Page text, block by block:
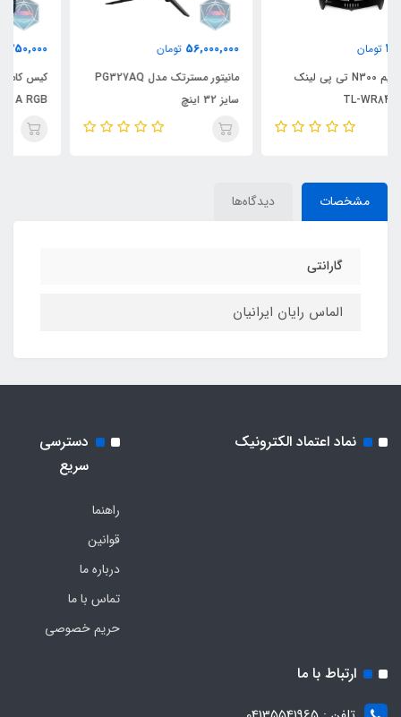
مانیتور مسترتک مدل PG327AQ
سایز 32 اینچ
7,250,000
کیس کامپیوتر مستر تک مدل
مشخصات دیدگاه‌ها
گارانتی
الماس رایان ایرانیان
نماد اعتماد الکترونیک
دسترسی
سریع
راهنما
قوانین
درباره ما
تماس با ما
حریم خصوصی
ارتباط با ما